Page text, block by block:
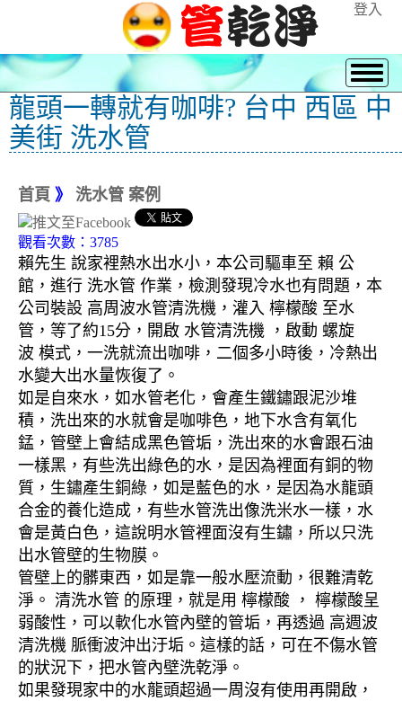
登入
龍頭一轉就有咖啡? 台中 西區 中
美街 洗水管
首頁 》 洗水管 案例
觀看次數：3785
賴先生 說家裡熱水出水小，本公司驅車至 賴 公
館，進行 洗水管 作業，檢測發現冷水也有問題，本
公司裝設 高周波水管清洗機，灌入 檸檬酸 至水
管，等了約15分，開啟 水管清洗機 ，啟動 螺旋
波 模式，一洗就流出咖啡，二個多小時後，冷熱出
水變大出水量恢復了。
如是自來水，如水管老化，會產生鐵鏽跟泥沙堆
積，洗出來的水就會是咖啡色，地下水含有氧化
錳，管壁上會結成黑色管垢，洗出來的水會跟石油
一樣黑，有些洗出綠色的水，是因為裡面有銅的物
質，生鏽產生銅綠，如是藍色的水，是因為水龍頭
合金的養化造成，有些水管洗出像洗米水一樣，水
會是黃白色，這說明水管裡面沒有生鏽，所以只洗
出水管壁的生物膜。
管壁上的髒東西，如是靠一般水壓流動，很難清乾
淨。 清洗水管 的原理，就是用 檸檬酸 ， 檸檬酸呈
弱酸性，可以軟化水管內壁的管垢，再透過 高週波
清洗機 脈衝波沖出汙垢。這樣的話，可在不傷水管
的狀況下，把水管內壁洗乾淨。
如果發現家中的水龍頭超過一周沒有使用再開啟，